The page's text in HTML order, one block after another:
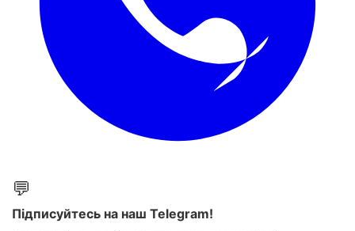
💬
Підписуйтесь на наш Telegram!